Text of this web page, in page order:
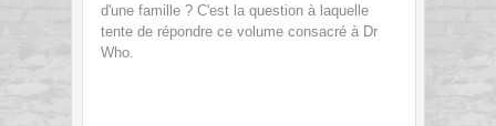
d'une famille ? C'est la question à laquelle
tente de répondre ce volume consacré à Dr
Who.